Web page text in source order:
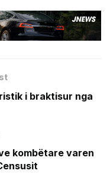
i braktisur nga
kombëtare varen